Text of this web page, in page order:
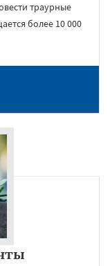
траурные
более 10 000